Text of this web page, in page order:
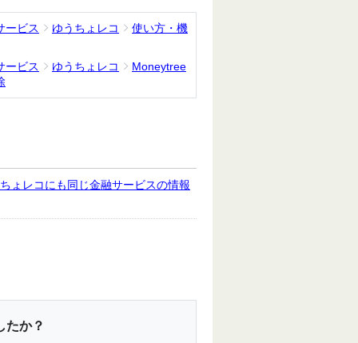
ービス ゆうちょレコ 使い方・機
ービス ゆうちょレコ
Moneytree
ょレコにも同じ金融サービスの情報
たか？